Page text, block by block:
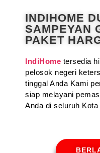
INDIHOME
SAMPEYAN
PAKET
IndiHome tersedia
pelosok negeri
tinggal Anda Kami
siap melayani
Anda di seluruh